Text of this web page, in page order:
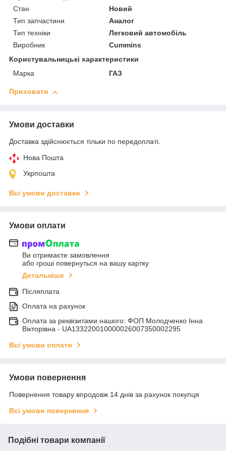
Стан
Новий
Тип запчастини
Аналог
Тип техніки
Легковий автомобіль
Виробник
Cummins
Користувальницькі характеристики
Марка
ГАЗ
Приховати
Умови доставки
Доставка здійснюється тільки по передоплаті.
Нова Пошта
Укрпошта
Всі умови доставки
Умови оплати
Ви отримаєте замовлення
або гроші повернуться на вашу картку
Детальніше
Післяплата
Оплата на рахунок
Оплата за реквізитами нашого: ФОП Молодченко Інна
Вікторівна - UA133220010000026007350002295
Всі умови оплати
Умови повернення
Повернення товару впродовж 14 днів за рахунок покупця
Всі умови повернення
Подібні товари компанії